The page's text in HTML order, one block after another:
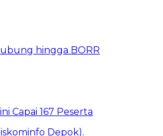
hingga BORR
Capai 167 Peserta